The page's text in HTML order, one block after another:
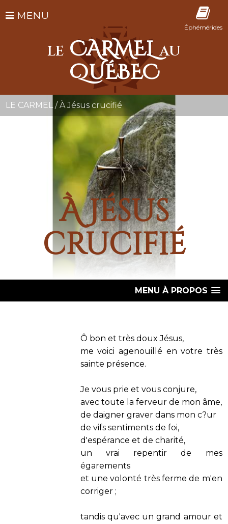
Éphémérides
MENU
LE CARMELAU
QUÉBEC
LE CARMEL /À Jésus crucifié
À Jésus
crucifié
MENU À PROPOS
Ô bon et très doux Jésus,
me voici agenouillé en votre très
sainte présence.
Je vous prie et vous conjure,
avec toute la ferveur de mon âme,
de daigner graver dans mon c?ur
de vifs sentiments de foi,
d'espérance et de charité,
un vrai repentir de mes
égarements
et une volonté très ferme de m'en
corriger ;
tandis qu'avec un grand amour et